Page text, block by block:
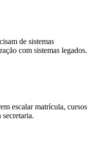
de sistemas
com sistemas legados.
escalar matrícula, cursos